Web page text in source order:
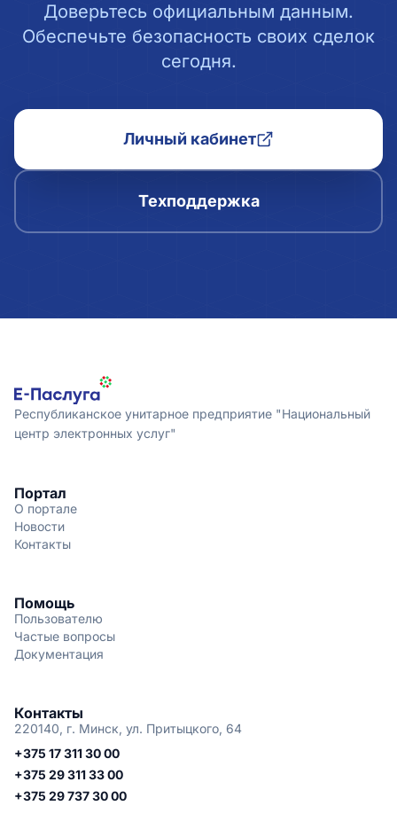
Доверьтесь официальным данным.
Обеспечьте безопасность своих сделок
сегодня.
Личный кабинет
Техподдержка
Республиканское унитарное предприятие "Национальный
центр электронных услуг"
Портал
О портале
Новости
Контакты
Помощь
Пользователю
Частые вопросы
Документация
Контакты
220140, г. Минск, ул. Притыцкого, 64
+375 17 311 30 00
+375 29 311 33 00
+375 29 737 30 00